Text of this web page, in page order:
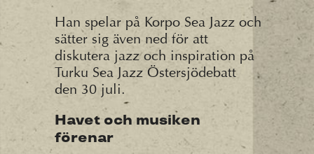
Han spelar på Korpo Sea Jazz och
sätter sig även ned för att
diskutera jazz och inspiration på
Turku Sea Jazz Östersjödebatt
den 30 juli.
Havet och musiken
förenar